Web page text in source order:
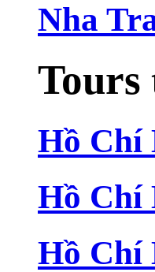
Nha
Tours
Hồ Chí
Hồ Chí
Hồ Chí